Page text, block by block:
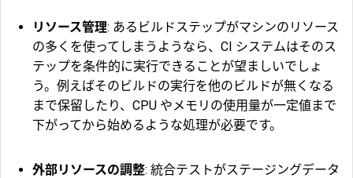
リソース管理: あるビルドステップがマシンのリソース
の多くを使ってしまうようなら、CI システムはそのス
テップを条件的に実行できることが望ましいでしょ
う。例えばそのビルドの実行を他のビルドが無くなる
まで保留したり、CPU やメモリの使用量が一定値まで
下がってから始めるような処理が必要です。
外部リソースの調整: 統合テストがステージングデータ